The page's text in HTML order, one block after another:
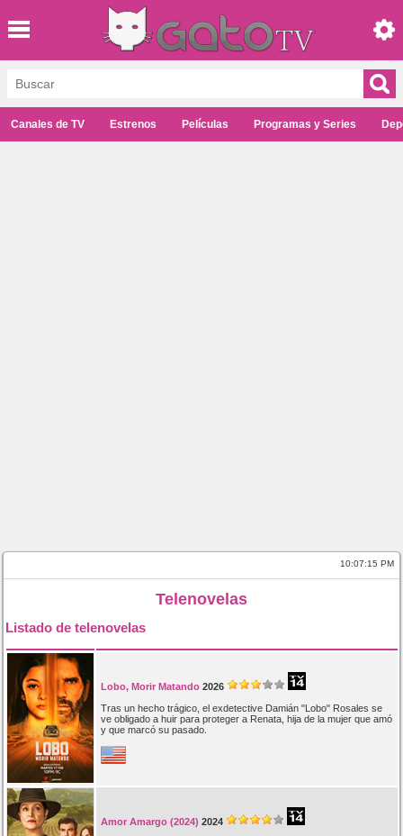
Canales de TV Estrenos Películas Programas y Series
10:07:15 PM
Telenovelas
Listado de telenovelas
Lobo, Morir Matando 2026
Tras un hecho trágico, el exdetective Damián "Lobo" Rosales se
ve obligado a huir para proteger a Renata, hija de la mujer que amó
y que marcó su pasado.
Amor Amargo (2024) 2024